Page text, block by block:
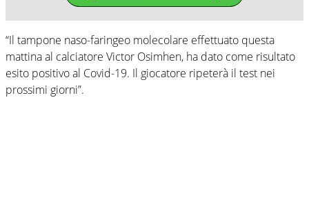
“Il tampone naso-faringeo molecolare effettuato questa
mattina al calciatore Victor Osimhen, ha dato come risultato
esito positivo al Covid-19. Il giocatore ripeterà il test nei
prossimi giorni”.